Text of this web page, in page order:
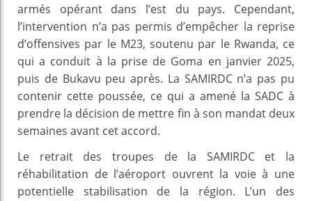
armés opérant dans l’est du pays. Cependant,
l’intervention n’a pas permis d’empêcher la reprise
d’offensives par le M23, soutenu par le Rwanda, ce
qui a conduit à la prise de Goma en janvier 2025,
puis de Bukavu peu après. La SAMIRDC n’a pas pu
contenir cette poussée, ce qui a amené la SADC à
prendre la décision de mettre fin à son mandat deux
semaines avant cet accord.
Le retrait des troupes de la SAMIRDC et la
réhabilitation de l’aéroport ouvrent la voie à une
potentielle stabilisation de la région. L’un des